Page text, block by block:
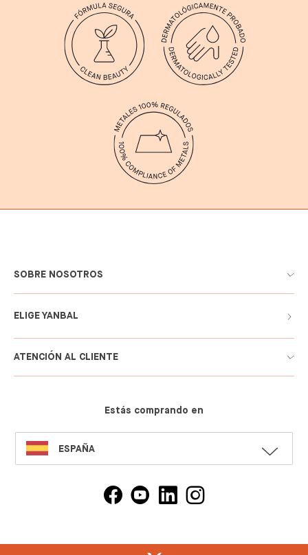
SOBRE NOSOTROS
ELIGE YANBAL
ATENCIÓN AL CLIENTE
Estás comprando en
SELECT
LANGUAGE
ESPAÑA